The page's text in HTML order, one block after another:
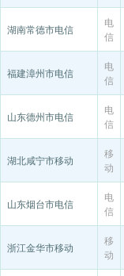
湖南常德市电信
电
信
福建漳州市电信
电
信
山东德州市电信
电
信
湖北咸宁市移动
移
动
山东烟台市电信
电
信
浙江金华市移动
移
动